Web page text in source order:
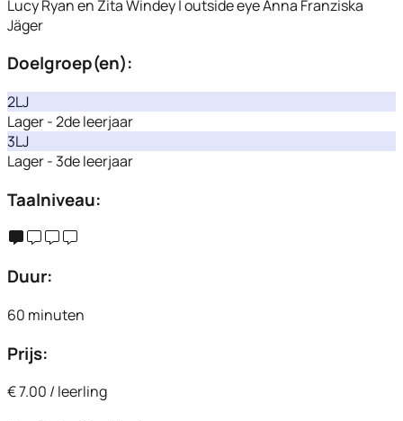
Lucy Ryan en Zita Windey | outside eye Anna Franziska
Jäger
Doelgroep(en):
2LJ
Lager - 2de leerjaar
3LJ
Lager - 3de leerjaar
Taalniveau:
Duur:
60 minuten
Prijs:
€ 7.00 / leerling